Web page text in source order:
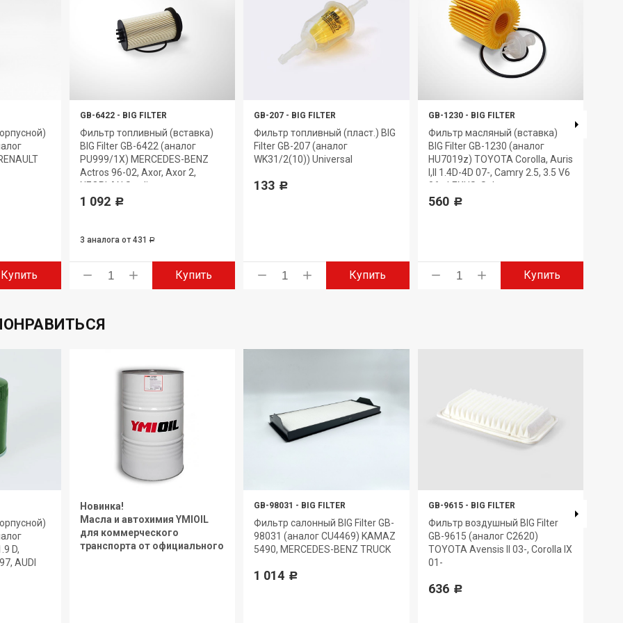
Купить
GB-6422 - BIG FILTER
Фильтр топливный (вставка)
BIG Filter GB-6422 (аналог
PU999/1X) MERCEDES-BENZ
Actros 96-02, Axor, Axor 2,
NEOPLAN Starliner
1 092 Р
3 аналога от 431 Р
Купить
GB-207 - BIG FILTER
Фильтр топливный (пласт.) BIG
Filter GB-207 (аналог
WK31/2(10)) Universal
133 Р
Купить
GB-1230 - BIG FILTER
Фильтр масляный (вставка)
BIG Filter GB-1230 (аналог
HU7019z) TOYOTA Corolla, Auris
I,II 1.4D-4D 07-, Camry 2.5, 3.5 V6
06-, LEXUS, Subaru
560 Р
Купить
D,
AUDI
Новинка!
Масла и автохимия YMIOIL
для коммерческого
транспорта от официального
GB-98031 - BIG FILTER
Фильтр салонный BIG Filter GB-
98031 (аналог CU4469) KAMAZ
5490, MERCEDES-BENZ TRUCK
1 014 Р
GB-9615 - BIG FILTER
Фильтр воздушный BIG Filter
GB-9615 (аналог C2620)
TOYOTA Avensis II 03-, Corolla IX
01-
636 Р